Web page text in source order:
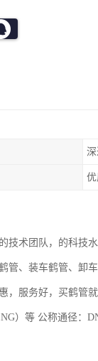
技术团队，的科技
、装车鹤管、卸
服务好，买鹤管就
）等 公称通径：